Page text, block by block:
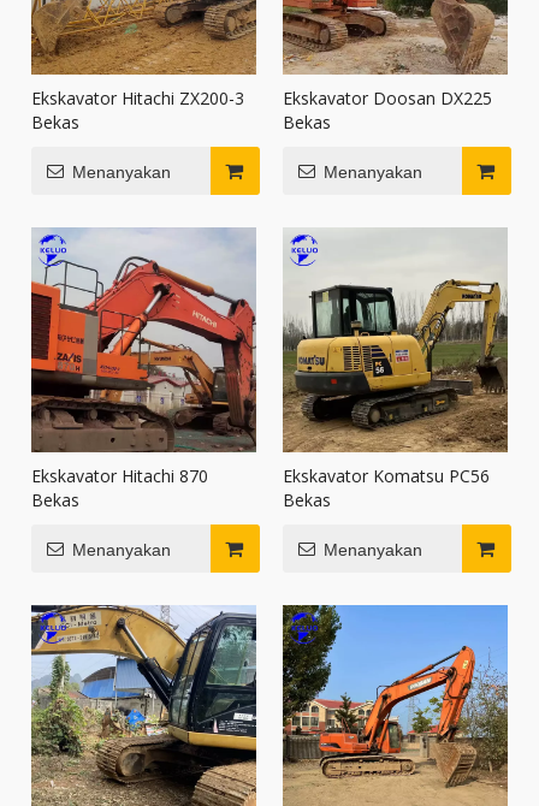
Ekskavator Hitachi ZX200-3
Bekas
Menanyakan
Ekskavator Doosan DX225
Bekas
Menanyakan
Ekskavator Hitachi 870
Bekas
Menanyakan
Ekskavator Komatsu PC56
Bekas
Menanyakan